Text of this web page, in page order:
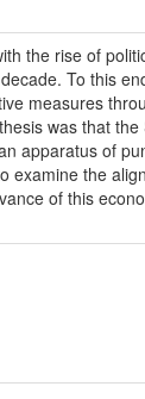
the rise of
To this
measures
was that the
apparatus of
examine the
of this